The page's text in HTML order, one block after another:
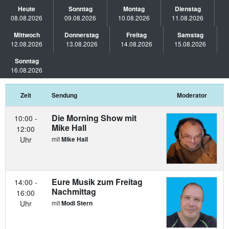
Heute
08.08.2026
Sonntag
09.08.2026
Montag
10.08.2026
Dienstag
11.08.2026
Mittwoch
12.08.2026
Donnerstag
13.08.2026
Freitag
14.08.2026
Samstag
15.08.2026
Sonntag
16.08.2026
Zeit Sendung Moderator
10:00 -
12:00
Uhr
Die Morning Show mit
Mike Hall
mitMike Hall
14:00 -
16:00
Uhr
Eure Musik zum Freitag
Nachmittag
mitModi Stern